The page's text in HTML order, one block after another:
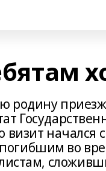
родину
визит начался
во